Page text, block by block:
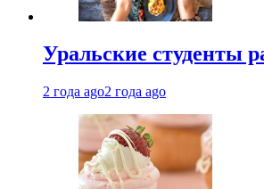
Уральские студенты
2 года ago2 года ago